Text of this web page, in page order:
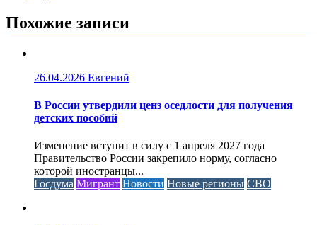
Похожие записи
26.04.2026 Евгений
В России утвердили ценз оседлости для получения
детских пособий
Изменение вступит в силу с 1 апреля 2027 года
Правительство России закрепило норму, согласно
которой иностранцы...
Госдума Мигрант Новости Новые регионы СВО